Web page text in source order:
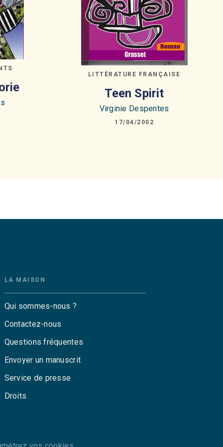
LITTÉRATURE FRANÇAISE
Teen Spirit
Virginie Despentes
17/04/2002
LA MAISON
Qui sommes-nous ?
Contactez-nous
Questions fréquentes
Envoyer un manuscrit
Service de presse
Droits